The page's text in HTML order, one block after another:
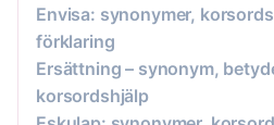
Envisa: synonymer,
förklaring
Ersättning – synonym,
korsordshjälp